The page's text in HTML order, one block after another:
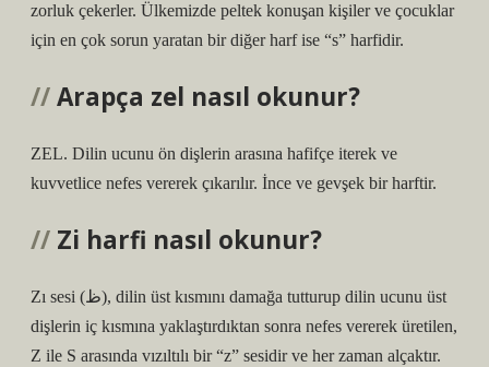
zorluk çekerler. Ülkemizde peltek konuşan kişiler ve çocuklar
için en çok sorun yaratan bir diğer harf ise “s” harfidir.
Arapça zel nasıl okunur?
ZEL. Dilin ucunu ön dişlerin arasına hafifçe iterek ve
kuvvetlice nefes vererek çıkarılır. İnce ve gevşek bir harftir.
Zi harfi nasıl okunur?
Zı sesi (ظ), dilin üst kısmını damağa tutturup dilin ucunu üst
dişlerin iç kısmına yaklaştırdıktan sonra nefes vererek üretilen,
Z ile S arasında vızıltılı bir “z” sesidir ve her zaman alçaktır.